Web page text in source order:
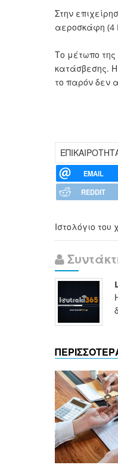
Στην
αεροσκάφη (4
Το μέτωπο
κατάσβεσης. Η
το παρόν δεν
EMAIL
REDDIT
Ιστολόγιο του